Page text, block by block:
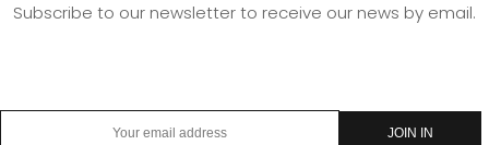
Subscribe to our newsletter to receive our news by email.